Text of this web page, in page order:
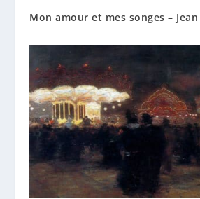
Mon amour et mes songes –